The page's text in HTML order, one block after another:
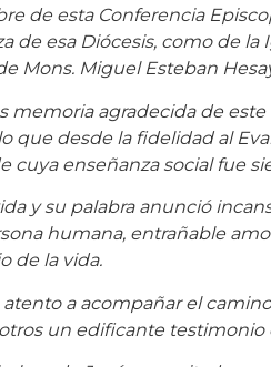
de esta Conferencia
de esa Diócesis, como de
Mons. Miguel Esteban
memoria agradecida de
que desde la fidelidad al
cuya enseñanza social fue
y su palabra anunció
humana, entrañable
de la vida.
a acompañar el
un edificante